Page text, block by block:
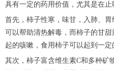
具有一定的药用价值，尤其是在止
首先，柿子性寒，味甘，入肺、
可以帮助清热解毒，而柿子的甘甜
起的咳嗽，食用柿子可以起到一定
其次，柿子富含维生素C和多种矿